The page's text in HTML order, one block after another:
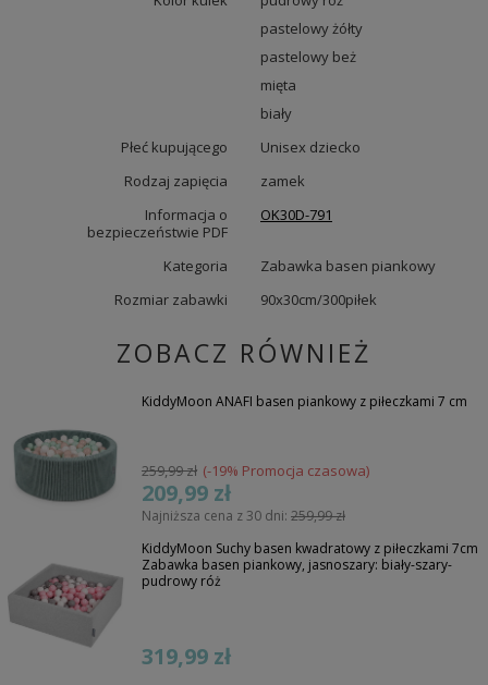
pastelowy żółty
pastelowy beż
mięta
biały
Płeć kupującego
Unisex dziecko
Rodzaj zapięcia
zamek
Informacja o
bezpieczeństwie PDF
OK30D-791
Kategoria
Zabawka basen piankowy
Rozmiar zabawki
90x30cm/300piłek
ZOBACZ RÓWNIEŻ
KiddyMoon ANAFI basen piankowy z piłeczkami 7 cm
259,99 zł (-19% Promocja czasowa)
209,99 zł
Najniższa cena z 30 dni: 259,99 zł
KiddyMoon Suchy basen kwadratowy z piłeczkami 7cm
Zabawka basen piankowy, jasnoszary: biały-szary-
pudrowy róż
319,99 zł